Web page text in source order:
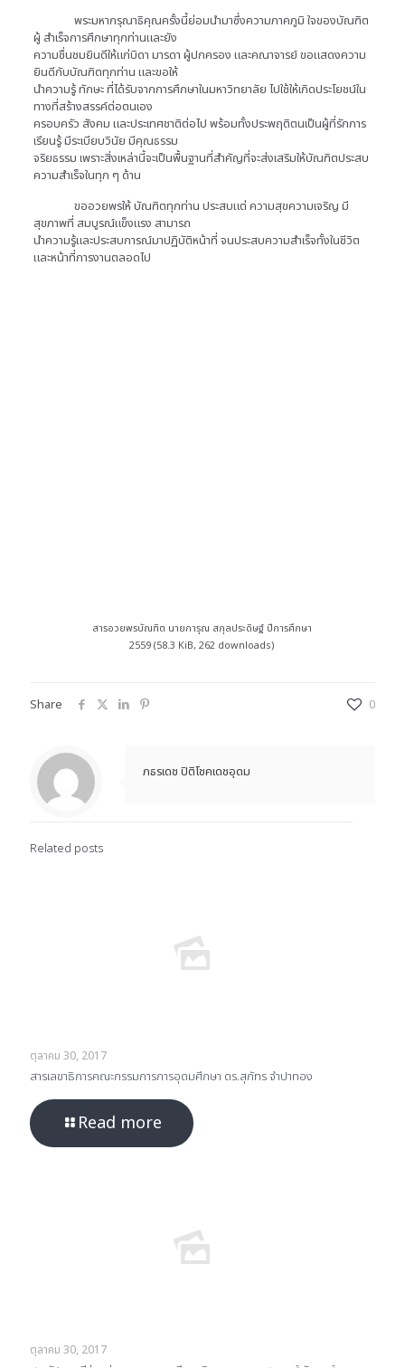
พระมหากรุณาธิคุณครั้งนี้ย่อมนำมาซึ่งความภาคภูมิ ใจของบัณฑิต
ผู้ สำเร็จการศึกษาทุกท่านและยัง
ความชื่นชมยินดีให้แก่บิดา มารดา ผู้ปกครอง และคณาจารย์ ขอแสดงความ
ยินดีกับบัณฑิตทุกท่าน และขอให้
นำความรู้ ทักษะ ที่ได้รับจากการศึกษาในมหาวิทยาลัย ไปใช้ให้เกิดประโยชน์ใน
ทางที่สร้างสรรค์ต่อตนเอง
ครอบครัว สังคม และประเทศชาติต่อไป พร้อมทั้งประพฤติตนเป็นผู้ที่รักการ
เรียนรู้ มีระเบียบวินัย มีคุณธรรม
จริยธรรม เพราะสิ่งเหล่านี้จะเป็นพื้นฐานที่สำคัญที่จะส่งเสริมให้บัณฑิตประสบ
ความสำเร็จในทุก ๆ ด้าน
ขออวยพรให้ บัณฑิตทุกท่าน ประสบแต่ ความสุขความเจริญ มี
สุขภาพที่ สมบูรณ์แข็งแรง สามารถ
นำความรู้และประสบการณ์มาปฏิบัติหน้าที่ จนประสบความสำเร็จทั้งในชีวิต
และหน้าที่การงานตลอดไป
สารอวยพรบัณฑิต นายการุณ สกุลประดิษฐ์ ปีการศึกษา
2559 (58.3 KiB, 262 downloads)
Share 0
ภธรเดช ปิติโชคเดชอุดม
Related posts
ตุลาคม 30, 2017
สารเลขาธิการคณะกรรมการการอุดมศึกษา ดร.สุภัทร จำปาทอง
Read more
ตุลาคม 30, 2017